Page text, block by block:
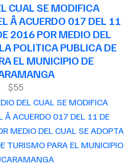
CUAL SE MODIFICA
Â ACUERDO 017 DEL 11
2016 POR MEDIO DEL
POLITICA PUBLICA DE
EL MUNICIPIO DE
$55